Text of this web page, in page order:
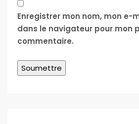
Enregistrer mon nom, mon e-
dans le navigateur pour mon
commentaire.